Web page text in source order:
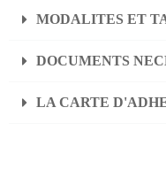
MODALITES ET
DOCUMENTS
LA CARTE